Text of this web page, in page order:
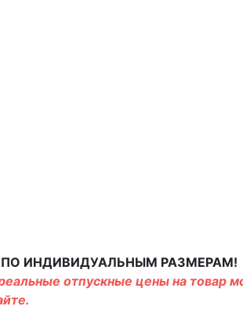
ИНДИВИДУАЛЬНЫМ РАЗМЕРАМ!
отпускные цены на товар